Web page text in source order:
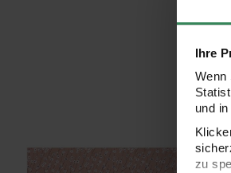
Ihre
Wenn
und
zu
Paper Poetry Motivkarton